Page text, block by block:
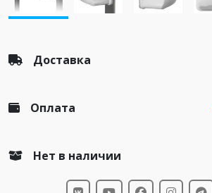
Доставка
Оплата
Нет в наличии